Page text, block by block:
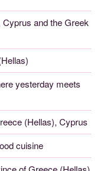
and the Greek
yesterday meets
(Hellas), Cyprus
cuisine